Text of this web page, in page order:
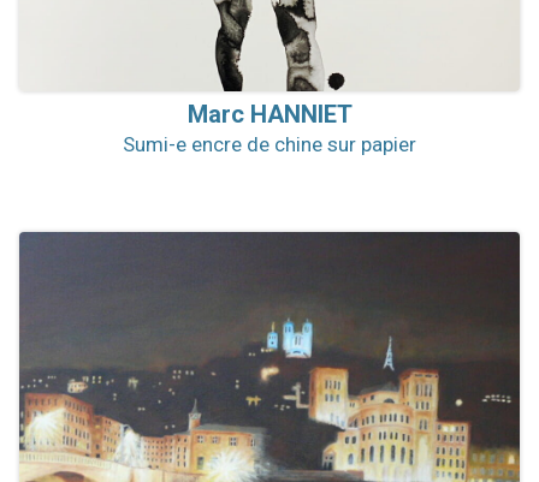
Marc HANNIET
Sumi-e encre de chine sur papier